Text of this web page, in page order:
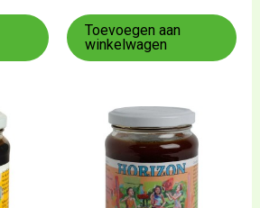
uit
5
Toevoegen aan
winkelwagen